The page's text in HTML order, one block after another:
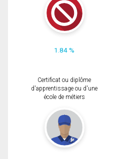
1.84 %
Certificat ou diplôme
d'apprentissage ou d'une
école de métiers